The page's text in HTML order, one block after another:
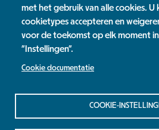
met het gebruik van alle cookies. U
cookietypes accepteren en
voor de toekomst op elk moment
"Instellingen".
Cookie documentatie
COOKIE-
NU TE KOOP IN DE WINKEL
ZAALVERHUUR
HUISREGELS
DOOD DIER GEVONDEN?
NIEUWSBRIEF
2000 JAAR GESCHIEDENIS AAN
VERRIJK JEZELF IN HET RIJK
Jaarverslag
Colofon